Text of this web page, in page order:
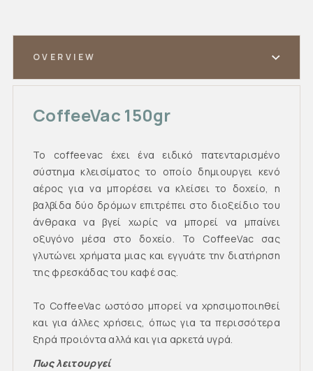
OVERVIEW
CoffeeVac 150gr
Το coffeevac έχει ένα ειδικό πατενταρισμένο
σύστημα κλεισίματος το οποίο δημιουργει κενό
αέρος για να μπορέσει να κλείσει το δοχείο, η
βαλβίδα δύο δρόμων επιτρέπει στο διοξείδιο του
άνθρακα να βγεί χωρίς να μπορεί να μπαίνει
οξυγόνο μέσα στο δοχείο. Το CoffeeVac σας
γλυτώνει χρήματα μιας και εγγυάτε την διατήρηση
της φρεσκάδας του καφέ σας.
Το CoffeeVac ωστόσο μπορεί να χρησιμοποιηθεί
και για άλλες χρήσεις, όπως για τα περισσότερα
ξηρά προιόντα αλλά και για αρκετά υγρά.
Πως λειτουργεί